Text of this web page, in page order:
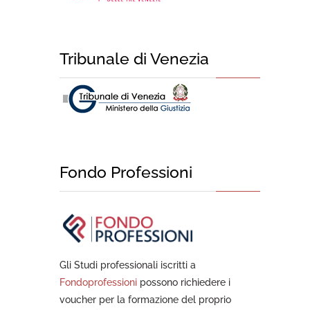
Tribunale di Venezia
Fondo Professioni
Gli Studi professionali iscritti a
Fondoprofessioni possono richiedere i
voucher per la formazione del proprio